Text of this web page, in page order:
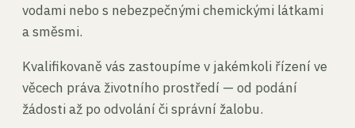
vodami nebo s nebezpečnými chemickými látkami
a směsmi.
Kvalifikovaně vás zastoupíme v jakémkoli řízení ve
věcech práva životního prostředí — od podání
žádosti až po odvolání či správní žalobu.